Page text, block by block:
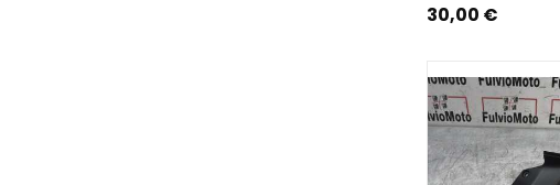
Prix
30,00 €